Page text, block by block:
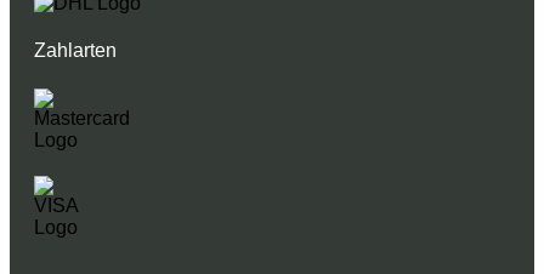
Zahlarten